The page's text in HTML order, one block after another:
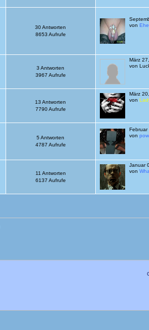
30 Antworten
8653 Aufrufe
von
3 Antworten
3967 Aufrufe
März
von
13 Antworten
7790 Aufrufe
März
von
5 Antworten
4787 Aufrufe
Februar
von
11 Antworten
6137 Aufrufe
Januar
von